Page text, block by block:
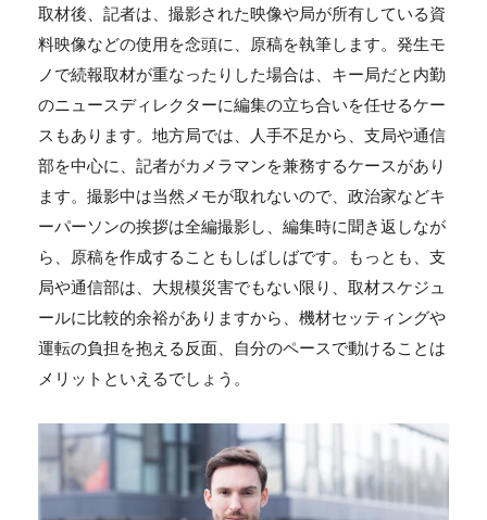
取材後、記者は、撮影された映像や局が所有している資
料映像などの使用を念頭に、原稿を執筆します。発生モ
ノで続報取材が重なったりした場合は、キー局だと内勤
のニュースディレクターに編集の立ち合いを任せるケー
スもあります。地方局では、人手不足から、支局や通信
部を中心に、記者がカメラマンを兼務するケースがあり
ます。撮影中は当然メモが取れないので、政治家などキ
ーパーソンの挨拶は全編撮影し、編集時に聞き返しなが
ら、原稿を作成することもしばしばです。もっとも、支
局や通信部は、大規模災害でもない限り、取材スケジュ
ールに比較的余裕がありますから、機材セッティングや
運転の負担を抱える反面、自分のペースで動けることは
メリットといえるでしょう。